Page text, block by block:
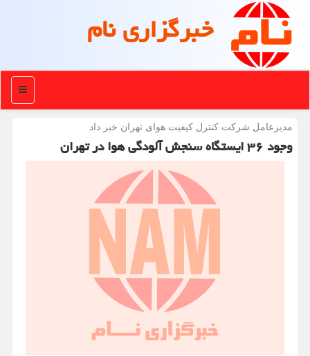
خبرگزاری نام
منو
مدیرعامل شركت كنترل كیفیت هوای تهران خبر داد
وجود ۳۶ ایستگاه سنجش آلودگی هوا در تهران